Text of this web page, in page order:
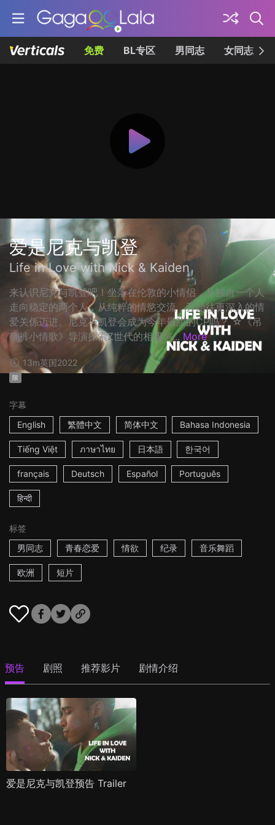
免费 BL专区 男同志 女同志
爱是尼克与凯登
Life in Love with Nick & Kaiden
来认识尼克与凯登吧！坐落在伦敦的小情侣，从独自一个人
走向稳定的两个人，从纯粹的情慾交流，开始往更深入的情
爱关係迈进。尼克与凯登会成为今年最甜的CP吗？ ☆《吊
带裤小情歌》导演探索Z世代的相遇与... More
13m英国2022
限
字幕
English
繁體中文 简体中文 Bahasa Indonesia
Tiếng Việt ภาษาไทย 日本語 한국어
français Deutsch Español Português
हिन्दी
标签
男同志
青春恋爱 情欲 纪录 音乐舞蹈
欧洲 短片
预告 剧照 推荐影片 剧情介绍
爱是尼克与凯登预告 Trailer